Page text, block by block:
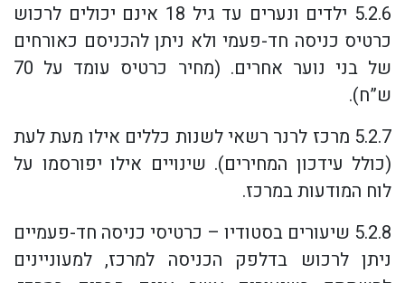
5.2.6 ילדים ונערים עד גיל 18 אינם יכולים לרכוש
כרטיס כניסה חד-פעמי ולא ניתן להכניסם כאורחים
של בני נוער אחרים. (מחיר כרטיס עומד על 70
ש”ח).
5.2.7 מרכז לרנר רשאי לשנות כללים אילו מעת לעת
(כולל עידכון המחירים). שינויים אילו יפורסמו על
לוח המודעות במרכז.
5.2.8 שיעורים בסטודיו – כרטיסי כניסה חד-פעמיים
ניתן לרכוש בדלפק הכניסה למרכז, למעוניינים